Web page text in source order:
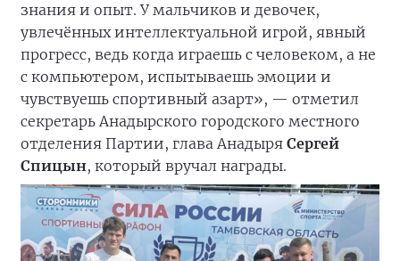
знания и опыт. У мальчиков и девочек,
увлечённых интеллектуальной игрой, явный
прогресс, ведь когда играешь с человеком, а не
с компьютером, испытываешь эмоции и
чувствуешь спортивный азарт», — отметил
секретарь Анадырского городского местного
отделения Партии, глава Анадыря Сергей
Спицын, который вручал награды.